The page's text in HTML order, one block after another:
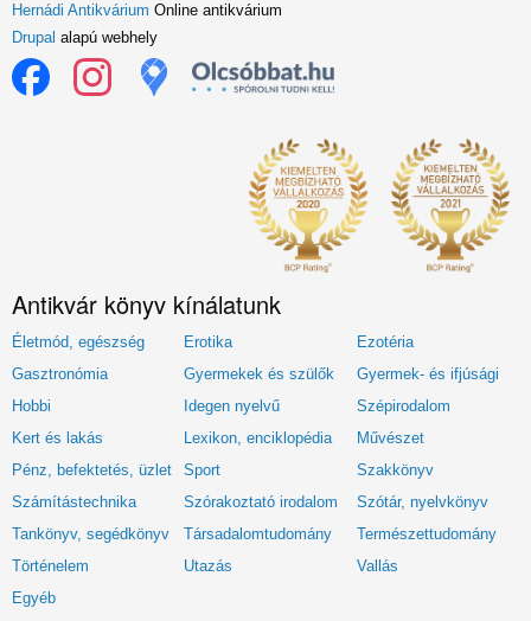
Hernádi Antikvárium Online antikvárium
Drupal alapú webhely
Antikvár könyv kínálatunk
Életmód, egészség Erotika
Ezotéria
Gasztronómia
Gyermekek és szülők
Gyermek- és ifjúsági
Hobbi
Idegen nyelvű
Szépirodalom
Kert és lakás
Lexikon, enciklopédia
Művészet
Pénz, befektetés, üzlet
Sport
Szakkönyv
Számítástechnika
Szórakoztató irodalom
Szótár, nyelvkönyv
Tankönyv, segédkönyv
Társadalomtudomány
Természettudomány
Történelem
Utazás
Vallás
Egyéb